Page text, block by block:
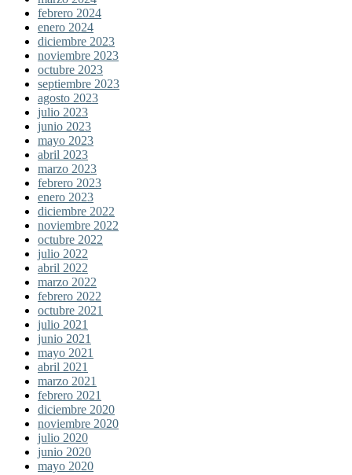
febrero 2024
enero 2024
diciembre 2023
noviembre 2023
octubre 2023
septiembre 2023
agosto 2023
julio 2023
junio 2023
mayo 2023
abril 2023
marzo 2023
febrero 2023
enero 2023
diciembre 2022
noviembre 2022
octubre 2022
julio 2022
abril 2022
marzo 2022
febrero 2022
octubre 2021
julio 2021
junio 2021
mayo 2021
abril 2021
marzo 2021
febrero 2021
diciembre 2020
noviembre 2020
julio 2020
junio 2020
mayo 2020